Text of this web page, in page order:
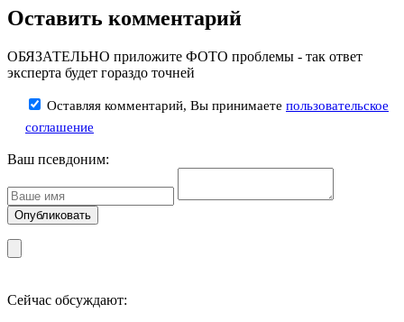
Оставить комментарий
ОБЯЗАТЕЛЬНО приложите ФОТО проблемы - так ответ
эксперта будет гораздо точней
Оставляя комментарий, Вы принимаете пользовательское
соглашение
Ваш псевдоним:
Сейчас обсуждают: